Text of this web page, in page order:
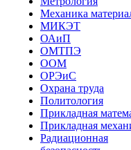
Механика
МИКЭТ
ОАиП
ОМТПЭ
ООМ
ОРЭиС
Охрана труда
Политология
Прикладная
Прикладная
Радиационная